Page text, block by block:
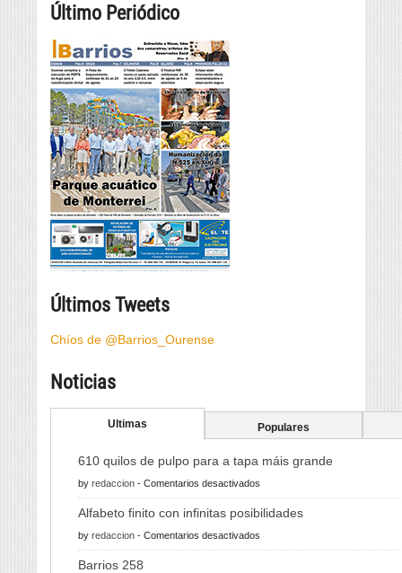
Último Periódico
Últimos Tweets
Chíos de @Barrios_Ourense
Noticias
Ultimas Populares
610 quilos de pulpo para a tapa máis grande
by redaccion - Comentarios desactivados
610
Alfabeto finito con infinitas posibilidades
by redaccion - Comentarios desactivados
Alfabeto
Barrios 258